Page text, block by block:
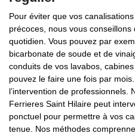
Pour éviter que vos
précoces, nous vous conseillons
quotidien. Vous pouvez par
bicarbonate de soude et de
conduits de vos lavabos,
pouvez le faire une fois par
l’intervention de professionnels.
Ferrieres Saint Hilaire peut
ponctuel pour permettre à vos
tenue. Nos méthodes